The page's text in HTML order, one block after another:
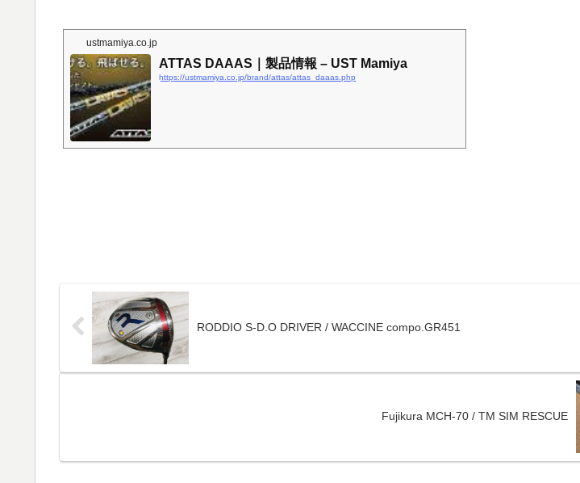
ustmamiya.co.jp
ATTAS DAAAS｜製品情報 – UST Mamiya
https://ustmamiya.co.jp/brand/attas/attas_daaas.php
RODDIO S-D.O DRIVER / WACCINE compo.GR451
Fujikura MCH-70 / TM SIM RESCUE